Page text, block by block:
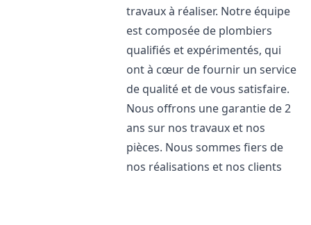
travaux à réaliser. Notre équipe
est composée de plombiers
qualifiés et expérimentés, qui
ont à cœur de fournir un service
de qualité et de vous satisfaire.
Nous offrons une garantie de 2
ans sur nos travaux et nos
pièces. Nous sommes fiers de
nos réalisations et nos clients